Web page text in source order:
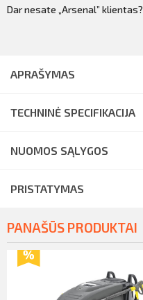
Dar nesate „Arsenal” klientas?
APRAŠYMAS
TECHNINĖ SPECIFIKACIJA
NUOMOS SĄLYGOS
PRISTATYMAS
PANAŠŪS PRODUKTAI